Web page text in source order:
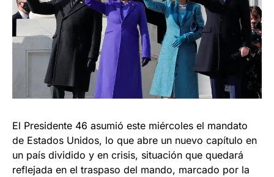
El Presidente 46 asumió este miércoles el mandato
de Estados Unidos, lo que abre un nuevo capítulo en
un país dividido y en crisis, situación que quedará
reflejada en el traspaso del mando, marcado por la